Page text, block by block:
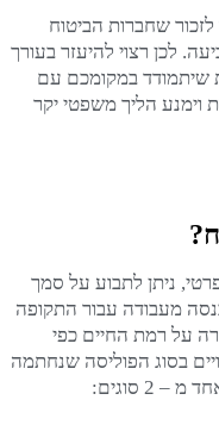
שחברות הביטוח
לכן רצוי להיעזר בעורך
שיתמודד במקומכם עם
וימנע הליך משפטי יקר
ניתן לתבוע על סמך
מעבודה עבור התקופה
על רמת החיים כפי
בסוג הפוליסה שנחתמה
סוגים: